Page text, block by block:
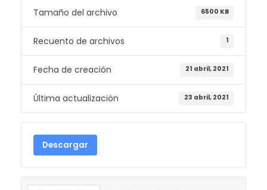
Tamaño del archivo 6500 KB
Recuento de archivos 1
Fecha de creación 21 abril, 2021
Última actualización 23 abril, 2021
Descargar